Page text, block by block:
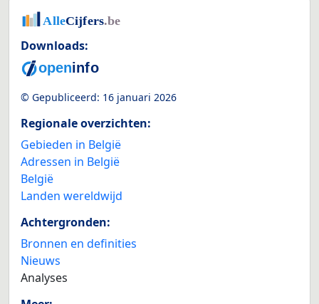
Downloads:
© Gepubliceerd: 16 januari 2026
Regionale overzichten:
Gebieden in België
Adressen in België
België
Landen wereldwijd
Achtergronden:
Bronnen en definities
Nieuws
Analyses